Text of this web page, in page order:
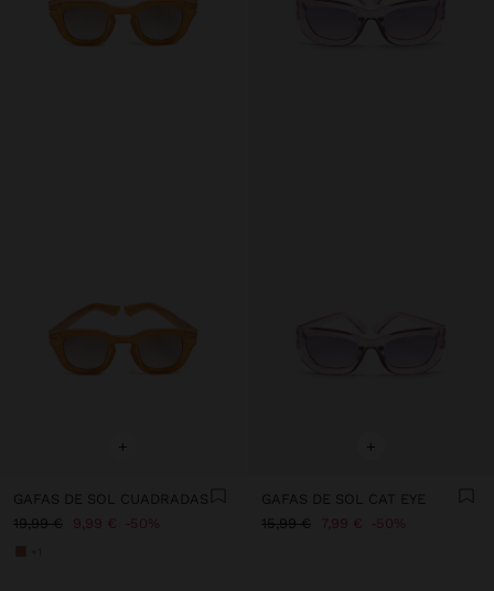
+
GAFAS DE SOL CUADRADAS
19,99 €
9,99 € 50%
+
GAFAS DE SOL CAT EYE
15,99 €
7,99 € 50%